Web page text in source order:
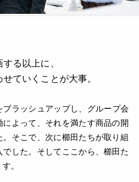
る以上に、
ていくことが大事。
ラッシュアップし、グループ会
よって、それを満たす商品の開
そこで、次に櫛田たちが取り組
した。そしてここから、櫛田た
。